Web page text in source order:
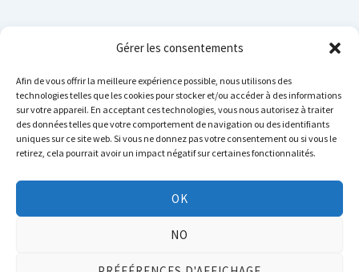
Gérer les consentements
Afin de vous offrir la meilleure expérience possible, nous utilisons des
technologies telles que les cookies pour stocker et/ou accéder à des informations
sur votre appareil. En acceptant ces technologies, vous nous autorisez à traiter
des données telles que votre comportement de navigation ou des identifiants
uniques sur ce site web. Si vous ne donnez pas votre consentement ou si vous le
retirez, cela pourrait avoir un impact négatif sur certaines fonctionnalités.
OK
NO
Cerca
Instagram
YouTube
TikTok
Facebook
LinkedIn
WhatsApp
Telegram
Copyright © 2026 POLINI MOTORI - Tous droits réservés.